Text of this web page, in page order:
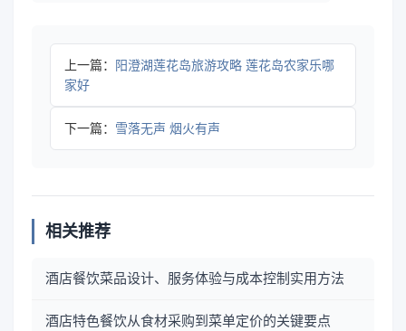
上一篇： 阳澄湖莲花岛旅游攻略 莲花岛农家乐哪
家好
下一篇： 雪落无声 烟火有声
相关推荐
酒店餐饮菜品设计、服务体验与成本控制实用方法
酒店特色餐饮从食材采购到菜单定价的关键要点